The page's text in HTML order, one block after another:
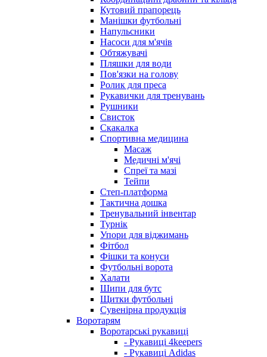
Кутовий прапорець
Манішки футбольні
Напульсники
Насоси для м'ячів
Обтяжувачі
Пляшки для води
Пов'язки на голову
Ролик для преса
Рукавички для тренувань
Рушники
Свисток
Скакалка
Спортивна медицина
Масаж
Медичні м'ячі
Спреї та мазі
Тейпи
Степ-платформа
Тактична дошка
Тренувальний інвентар
Турнік
Упори для віджимань
Фітбол
Фішки та конуси
Футбольні ворота
Халати
Шипи для бутс
Щитки футбольні
Сувенірна продукція
Воротарям
Воротарські рукавиці
- Рукавиці 4keepers
- Рукавиці Adidas